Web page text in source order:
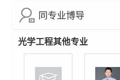
同专业博导
光学工程其他专业